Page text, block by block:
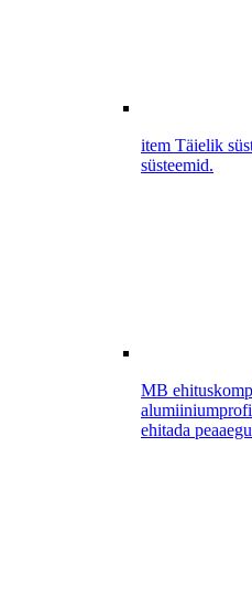
item Täielik
süsteemid.
MB
ehitada